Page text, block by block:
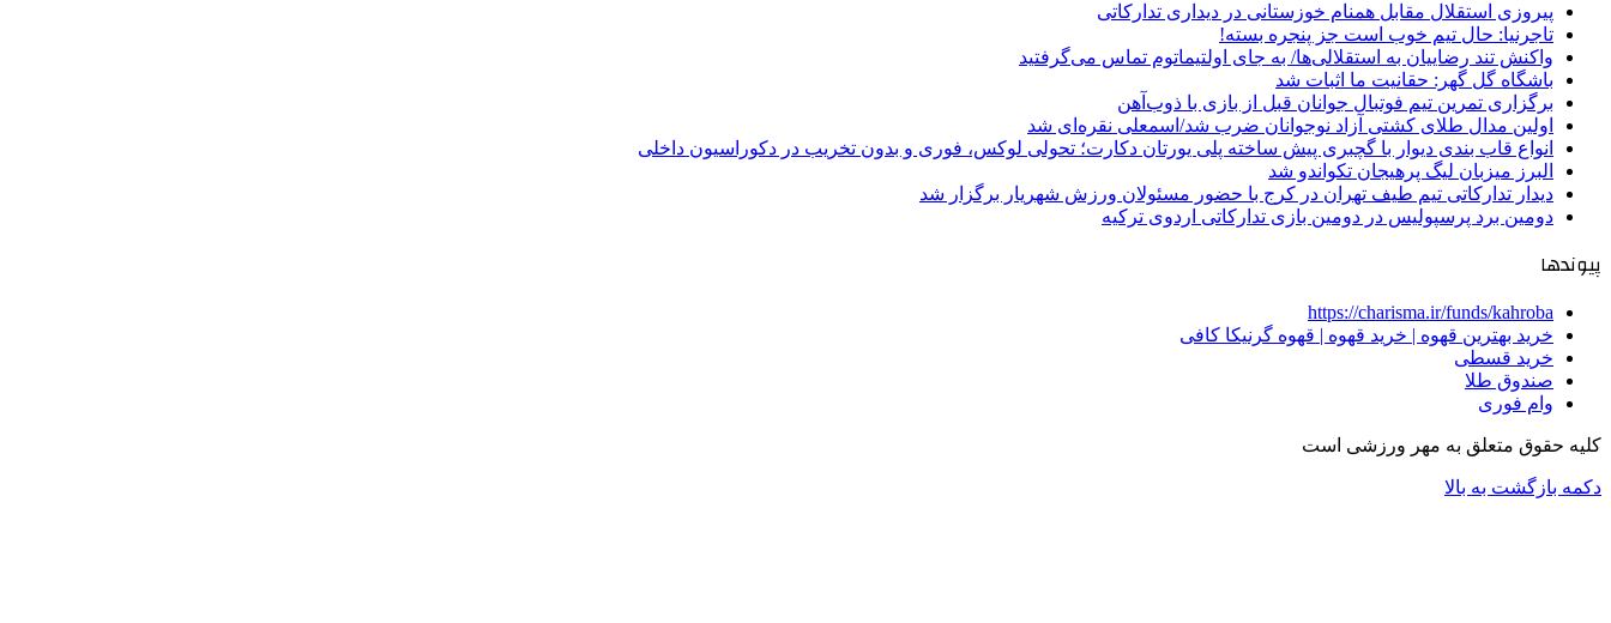
پیروزی استقلال مقابل همنام خوزستانی در دیداری تدارکاتی
تاجرنیا: حال تیم خوب است جز پنجره بسته!
واکنش تند رضاییان به استقلالی‌ها/ به جای اولتیماتوم تماس می‌گرفتید
باشگاه گل گهر: حقانیت ما اثبات شد
برگزاری تمرین تیم فوتبال جوانان قبل از بازی با ذوب‌آهن
اولین مدال طلای کشتی آزاد نوجوانان ضرب شد/اسمعلی نقره‌ای شد
انواع قاب بندی دیوار با گچبری پیش ساخته پلی یورتان دکارت؛ تحولی لوکس، فوری و بدون تخریب در دکوراسیون داخلی
البرز میزبان لیگ پرهیجان تکواندو شد
دیدار تدارکاتی تیم طیف تهران در کرج با حضور مسئولان ورزش شهریار برگزار شد
دومین برد پرسپولیس در دومین بازی تدارکاتی اردوی ترکیه
پیوندها
https://charisma.ir/funds/kahroba
خرید بهترین قهوه | خرید قهوه | قهوه گرنیکا کافی
خرید قسطی
صندوق طلا
وام فوری
کلیه حقوق متعلق به مهر ورزشی است
دکمه بازگشت به بالا